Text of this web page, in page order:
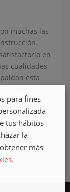
muchas las
en
cualidades
esta
de
para fines
tus hábitos
la
más
.